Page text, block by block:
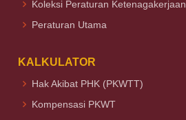
Koleksi Peraturan Ketenagakerjaan
Peraturan Utama
KALKULATOR
Hak Akibat PHK (PKWTT)
Kompensasi PKWT